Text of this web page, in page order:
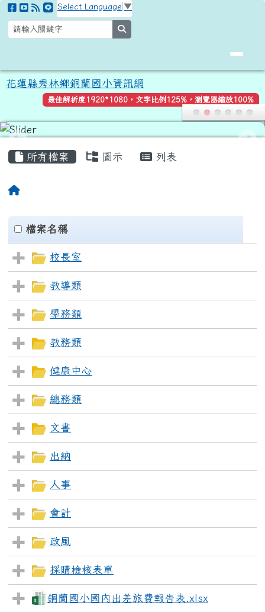
跳至主內容區
花蓮縣秀林鄉銅蘭國小資訊網
Select Language ▼
花蓮縣秀林鄉銅蘭國小資訊網
最佳解析度1920*1080，文字比例125%，瀏覽器縮放100%
所有檔案 圖示 列表
回首頁
Files List
clickAll
檔案名稱
校長室
教導類
學務類
教務類
健康中心
總務類
文書
出納
人事
會計
政風
採購檢核表單
銅蘭國小國內出差旅費報告表.xlsx